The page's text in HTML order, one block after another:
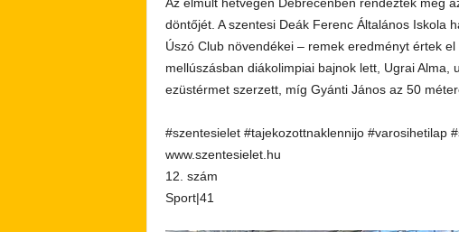
döntőjét. A szentesi Deák Ferenc Általános Iskola
Úszó Club növendékei – remek eredményt értek
mellúszásban diákolimpiai bajnok lett, Ugrai Alma,
ezüstérmet szerzett, míg Gyánti János az 50
#szentesielet #tajekozottnaklennijo #varosihetilap
www.szentesielet.hu
12. szám
Sport|41